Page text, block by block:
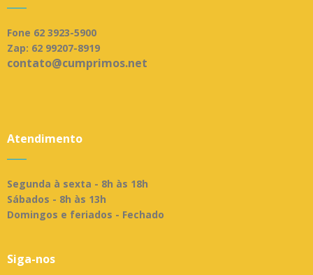
Fone 62 3923-5900
Zap: 62 99207-8919
contato@cumprimos.net
Atendimento
Segunda à sexta - 8h às 18h
Sábados - 8h às 13h
Domingos e feriados - Fechado
Siga-nos